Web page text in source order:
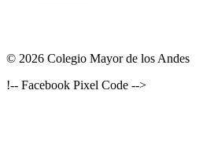
© 2026 Colegio Mayor de los Andes
!-- Facebook Pixel Code -->